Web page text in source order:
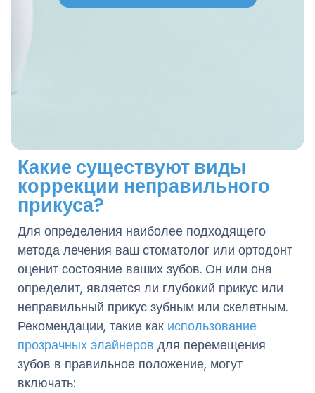
Какие существуют виды
коррекции неправильного
прикуса?
Для определения наиболее подходящего
метода лечения ваш стоматолог или ортодонт
оценит состояние ваших зубов. Он или она
определит, является ли глубокий прикус или
неправильный прикус зубным или скелетным.
Рекомендации, такие как использование
прозрачных элайнеров для перемещения
зубов в правильное положение, могут
включать: